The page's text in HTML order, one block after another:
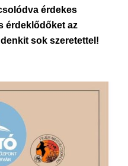
érdekes
érdeklődőket az
sok szeretettel!